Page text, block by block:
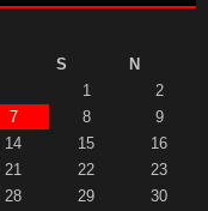
S
N
1
2
7 8
9
14 15
16
21 22
23
28 29
30